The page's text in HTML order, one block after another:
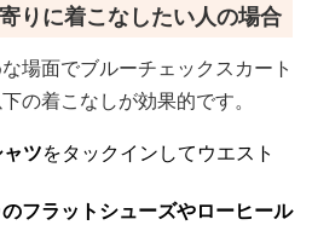
りに着こなしたい人の場合
場面でブルーチェックスカート
の着こなしが効果的です。
ツをタックインしてウエスト
フラットシューズやローヒール